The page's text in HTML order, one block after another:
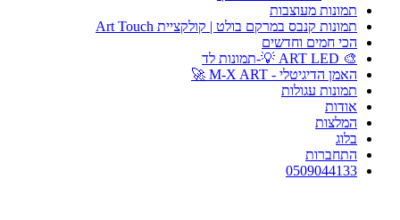
תמונות מעוצבות
תמונות קנבס במרקם בולט | קולקציית Art Touch
הכי חמים וחדשים
🎨 ART LED 💡-תמונות לד
האמן הדיגיטלי - M-X ART 🚀
תמונות עגולות
אודות
המלצות
בלוג
התחברות
0509044133